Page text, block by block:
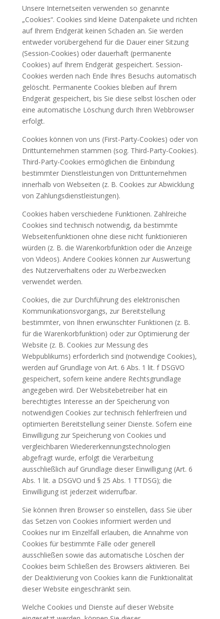
Unsere Internetseiten verwenden so genannte
„Cookies“. Cookies sind kleine Datenpakete und richten
auf Ihrem Endgerät keinen Schaden an. Sie werden
entweder vorübergehend für die Dauer einer Sitzung
(Session-Cookies) oder dauerhaft (permanente
Cookies) auf Ihrem Endgerät gespeichert. Session-
Cookies werden nach Ende Ihres Besuchs automatisch
gelöscht. Permanente Cookies bleiben auf Ihrem
Endgerät gespeichert, bis Sie diese selbst löschen oder
eine automatische Löschung durch Ihren Webbrowser
erfolgt.
Cookies können von uns (First-Party-Cookies) oder von
Drittunternehmen stammen (sog. Third-Party-Cookies).
Third-Party-Cookies ermöglichen die Einbindung
bestimmter Dienstleistungen von Drittunternehmen
innerhalb von Webseiten (z. B. Cookies zur Abwicklung
von Zahlungsdienstleistungen).
Cookies haben verschiedene Funktionen. Zahlreiche
Cookies sind technisch notwendig, da bestimmte
Webseitenfunktionen ohne diese nicht funktionieren
würden (z. B. die Warenkorbfunktion oder die Anzeige
von Videos). Andere Cookies können zur Auswertung
des Nutzerverhaltens oder zu Werbezwecken
verwendet werden.
Cookies, die zur Durchführung des elektronischen
Kommunikationsvorgangs, zur Bereitstellung
bestimmter, von Ihnen erwünschter Funktionen (z. B.
für die Warenkorbfunktion) oder zur Optimierung der
Website (z. B. Cookies zur Messung des
Webpublikums) erforderlich sind (notwendige Cookies),
werden auf Grundlage von Art. 6 Abs. 1 lit. f DSGVO
gespeichert, sofern keine andere Rechtsgrundlage
angegeben wird. Der Websitebetreiber hat ein
berechtigtes Interesse an der Speicherung von
notwendigen Cookies zur technisch fehlerfreien und
optimierten Bereitstellung seiner Dienste. Sofern eine
Einwilligung zur Speicherung von Cookies und
vergleichbaren Wiedererkennungstechnologien
abgefragt wurde, erfolgt die Verarbeitung
ausschließlich auf Grundlage dieser Einwilligung (Art. 6
Abs. 1 lit. a DSGVO und § 25 Abs. 1 TTDSG); die
Einwilligung ist jederzeit widerrufbar.
Sie können Ihren Browser so einstellen, dass Sie über
das Setzen von Cookies informiert werden und
Cookies nur im Einzelfall erlauben, die Annahme von
Cookies für bestimmte Fälle oder generell
ausschließen sowie das automatische Löschen der
Cookies beim Schließen des Browsers aktivieren. Bei
der Deaktivierung von Cookies kann die Funktionalität
dieser Website eingeschränkt sein.
Welche Cookies und Dienste auf dieser Website